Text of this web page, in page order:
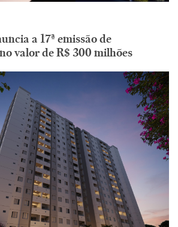
a 17ª emissão de
valor de R$ 300 milhões